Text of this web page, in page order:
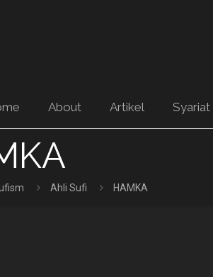
About Artikel Syariat
Ahli Sufi HAMKA